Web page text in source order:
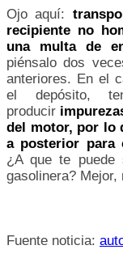
Ojo aquí:
recipiente no
una multa de
piénsalo dos
anteriores. En el
el depósito,
producir
del motor, por lo
a posterior para
¿A que te
gasolinera?
Fuente noticia: